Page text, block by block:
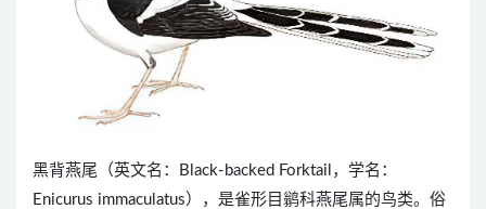
黑背燕尾（英文名：Black-backed Forktail，学名：
Enicurus immaculatus），是雀形目鹟科燕尾属的鸟类。俗